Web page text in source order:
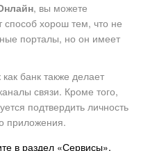
, вы можете
способ хорош тем, что не
порталы, но он имеет
банк также делает
связи. Кроме того,
подтвердить личность
приложения.
в раздел «Сервисы».